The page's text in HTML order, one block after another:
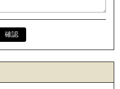
確認